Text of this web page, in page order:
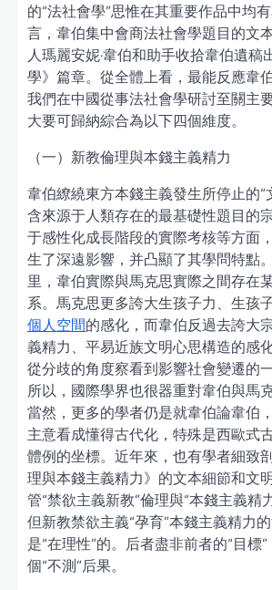
的“法社會學”思惟在其重要作品中均
言，韋伯集中會商法社會學題目的文
人瑪麗安妮·韋伯和助手收拾韋伯遺稿
學》篇章。從全體上看，最能反應韋
我們在中國從事法社會學研討至關主
大要可歸納綜合為以下四個維度。
（一）新教倫理與本錢主義精力
韋伯繚繞東方本錢主義發生所停止的“
含來源于人類存在的最基礎性題目的
于感性化成長階段的實際考核等方面
生了深遠影響，并凸顯了其學問特點
里，韋伯實際與馬克思實際之間存在
系。馬克思更多誇大生孩子力、生孩
個人空間的感化，而韋伯反過去誇大
義精力、平易近族文明心思構造的感
從分歧的角度察看到影響社會變遷的
所以，國際學界也很器重對韋伯與馬
當然，更多的學者仍是就韋伯論韋伯
主意看成懂得古代化，特殊是西歐式
體例的坐標。近年來，也有學者細致
理與本錢主義精力》的文本細節和文
管“禁欲主義新教”倫理與“本錢主義精
但新教禁欲主義“孕育”本錢主義精力
是“在理性”的。后者盡非前者的“目標
個“不測”后果。